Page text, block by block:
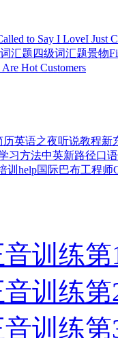
to Say I LoveI Just
汇题 四级词汇题景物
Hot Customers
历英语之夜听说教程新
习方法中英新路径口
训 help国际巴布工程师
训练
训练
训练